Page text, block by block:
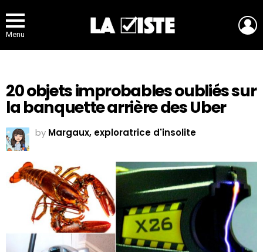
Menu
20 objets improbables oubliés sur
la banquette arrière des Uber
by Margaux, exploratrice d'insolite